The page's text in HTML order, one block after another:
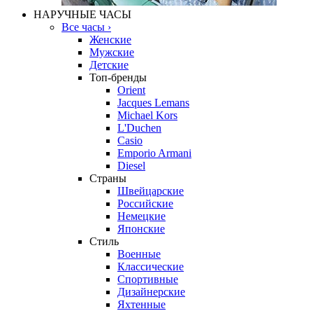
НАРУЧНЫЕ ЧАСЫ
Все часы ›
Женские
Мужские
Детские
Топ-бренды
Orient
Jacques Lemans
Michael Kors
L'Duchen
Casio
Emporio Armani
Diesel
Страны
Швейцарские
Российские
Немецкие
Японские
Стиль
Военные
Классические
Спортивные
Дизайнерские
Яхтенные